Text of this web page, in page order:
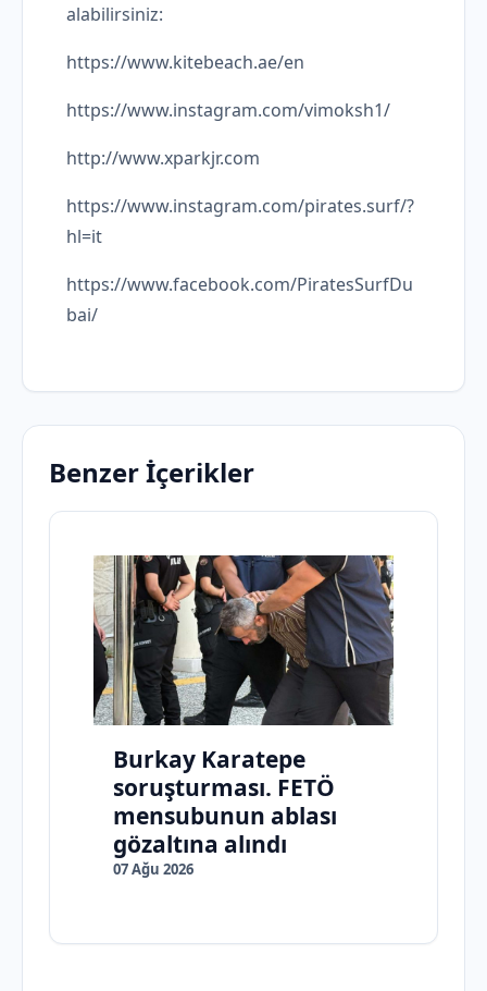
alabilirsiniz:
https://www.kitebeach.ae/en
https://www.instagram.com/vimoksh1/
http://www.xparkjr.com
https://www.instagram.com/pirates.surf/?
hl=it
https://www.facebook.com/PiratesSurfDu
bai/
Benzer İçerikler
Burkay Karatepe
soruşturması. FETÖ
mensubunun ablası
gözaltına alındı
07 Ağu 2026